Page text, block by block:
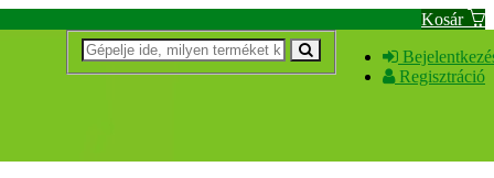
Kosár
Regisztráció